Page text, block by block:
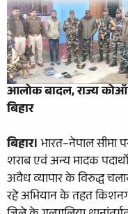
आलोक बादल, राज्य
बिहार
बिहार।भारत–नेपाल सीमा
शराब एवं अन्य मादक
अवैध व्यापार के विरुद्ध
रहे अभियान के तहत